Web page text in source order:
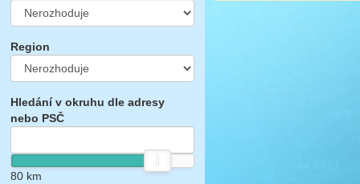
Region
Hledání v okruhu dle adresy
nebo PSČ
80km